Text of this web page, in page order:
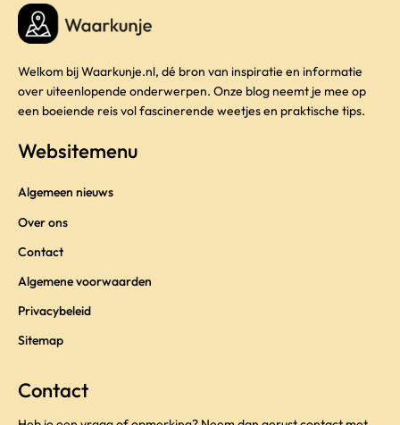
Welkom bij Waarkunje.nl, dé bron van inspiratie en informatie
over uiteenlopende onderwerpen. Onze blog neemt je mee op
een boeiende reis vol fascinerende weetjes en praktische tips.
Websitemenu
Algemeen nieuws
Over ons
Contact
Algemene voorwaarden
Privacybeleid
Sitemap
Contact